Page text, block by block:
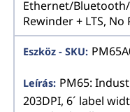
Ethernet/Bluetooth/
Rewinder + LTS,
PM65:
203DPI, 6´ label